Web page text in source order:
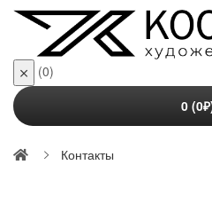
(0)
0
Контакты